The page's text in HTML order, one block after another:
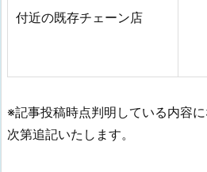
付近の既存チェーン店
※記事投稿時点判明している内容
次第追記いたします。